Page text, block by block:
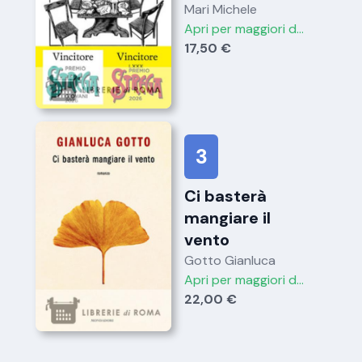
Mari Michele
Apri per maggiori dettagli
17,50 €
3
Ci basterà
mangiare il
vento
Gotto Gianluca
Apri per maggiori dettagli
22,00 €